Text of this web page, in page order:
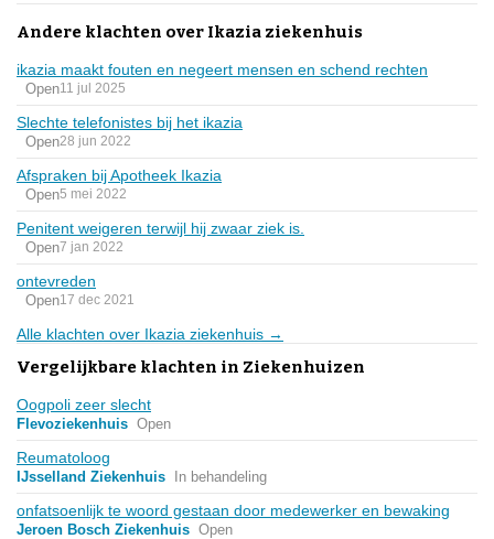
Andere klachten over Ikazia ziekenhuis
ikazia maakt fouten en negeert mensen en schend rechten
Open11 jul 2025
Slechte telefonistes bij het ikazia
Open28 jun 2022
Afspraken bij Apotheek Ikazia
Open5 mei 2022
Penitent weigeren terwijl hij zwaar ziek is.
Open7 jan 2022
ontevreden
Open17 dec 2021
Alle klachten over Ikazia ziekenhuis →
Vergelijkbare klachten in Ziekenhuizen
Oogpoli zeer slecht
Flevoziekenhuis Open
Reumatoloog
IJsselland Ziekenhuis In behandeling
onfatsoenlijk te woord gestaan door medewerker en bewaking
Jeroen Bosch Ziekenhuis Open